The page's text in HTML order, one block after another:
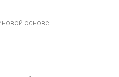
основе